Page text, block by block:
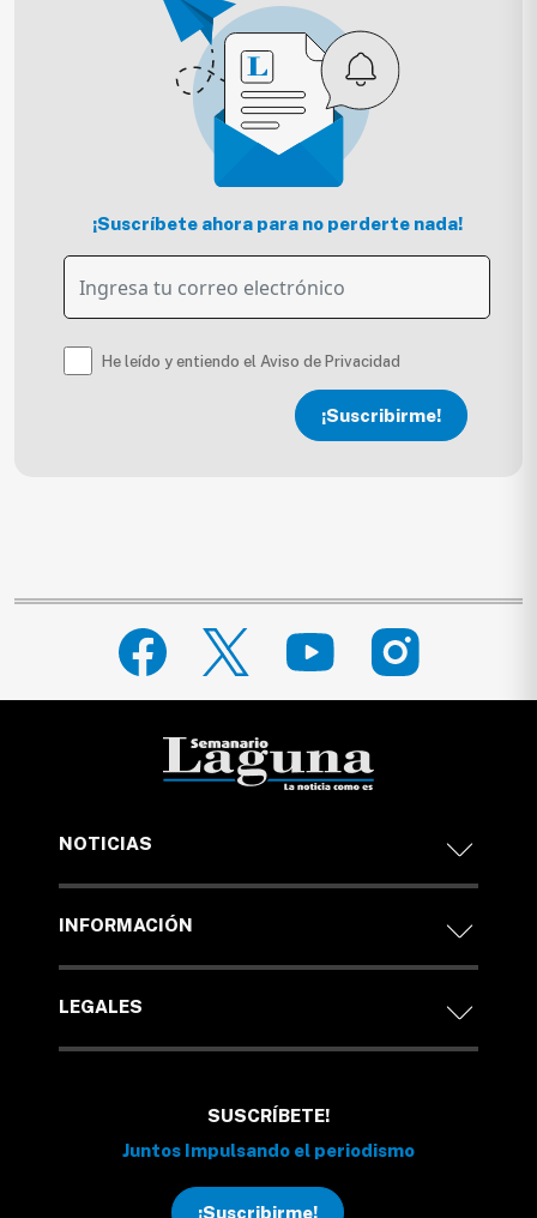
¡Suscríbete ahora para no perderte nada!
He leído y entiendo el Aviso de Privacidad
¡Suscribirme!
NOTICIAS
INFORMACIÓN
LEGALES
SUSCRÍBETE!
Juntos Impulsando el periodismo
¡Suscribirme!